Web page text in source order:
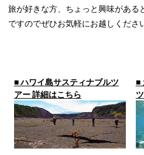
旅が好きな方、ちょっと興味がある
ですのでぜひお気軽にお越しくださ
■ ハワイ島サスティナブルツ
アー 詳細はこちら
■